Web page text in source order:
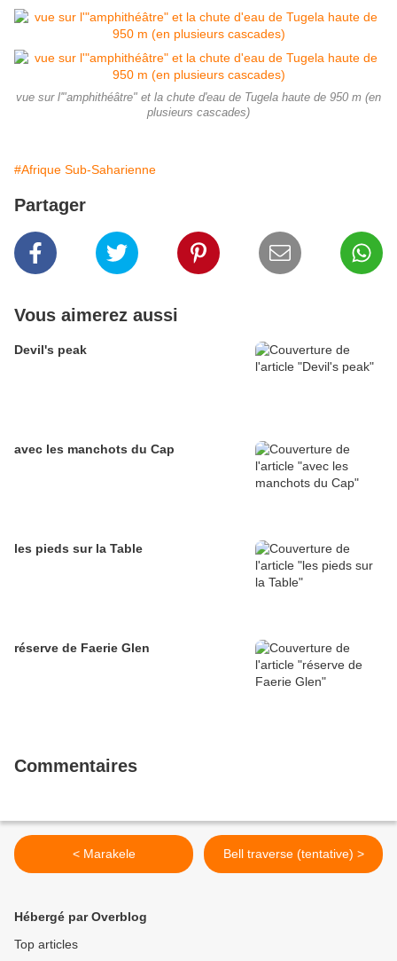
vue sur l'"amphithéâtre" et la chute d'eau de Tugela haute de 950 m (en
plusieurs cascades)
#Afrique Sub-Saharienne
Partager
Vous aimerez aussi
Devil's peak
avec les manchots du Cap
les pieds sur la Table
réserve de Faerie Glen
Commentaires
< Marakele Bell traverse (tentative) >
Hébergé par Overblog
Top articles